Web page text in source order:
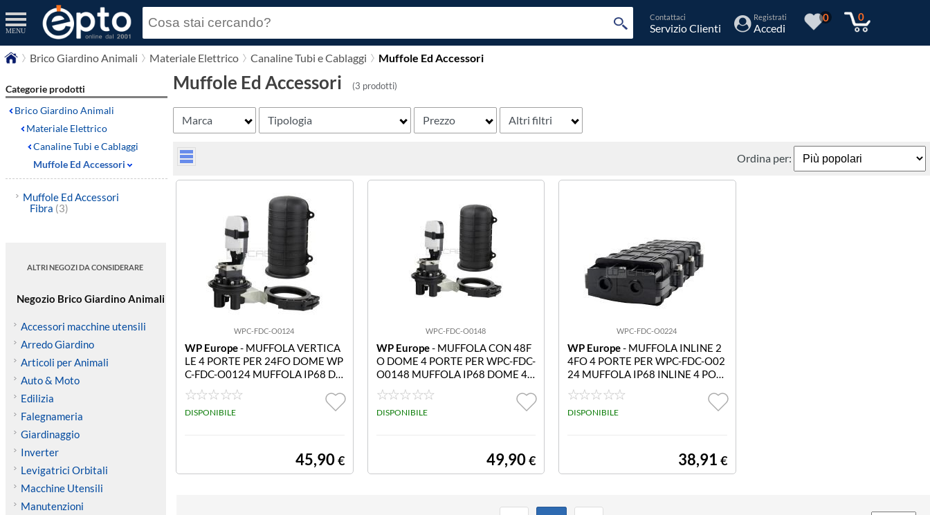
MENU
Contattaci
Servizio Clienti
Registrati
Accedi
0 0
Brico Giardino Animali Materiale Elettrico Canaline Tubi e Cablaggi Muffole Ed Accessori
Categorie prodotti
Brico Giardino Animali
Materiale Elettrico
Canaline Tubi e Cablaggi
Muffole Ed Accessori
Muffole Ed Accessori
Fibra (3)
ALTRI NEGOZI DA CONSIDERARE
Negozio Brico Giardino Animali
Accessori macchine utensili
Arredo Giardino
Articoli per Animali
Auto & Moto
Edilizia
Falegnameria
Giardinaggio
Inverter
Levigatrici Orbitali
Macchine Utensili
Manutenzioni
Muffole Ed Accessori (3 prodotti)
Marca Tipologia Prezzo Altri filtri
Ordina per:
WPC-FDC-O0124
WP Europe- MUFFOLA VERTICA
LE 4 PORTE PER 24FO DOME WP
C-FDC-O0124 MUFFOLA IP68 DO
ME 4 PORTE PER 24 FIBRE
DISPONIBILE
45,90€
WPC-FDC-O0148
WP Europe- MUFFOLA CON 48F
O DOME 4 PORTE PER WPC-FDC-
O0148 MUFFOLA IP68 DOME 4 P
ORTE PER 48 FIBRE
DISPONIBILE
49,90€
WPC-FDC-O0224
WP Europe- MUFFOLA INLINE 2
4FO 4 PORTE PER WPC-FDC-O02
24 MUFFOLA IP68 INLINE 4 POR
TE PER 24 FIBRE
DISPONIBILE
38,91 €